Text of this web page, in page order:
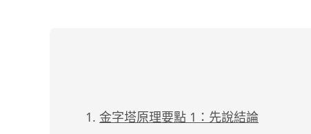
金字塔原理要點 1：先說結論